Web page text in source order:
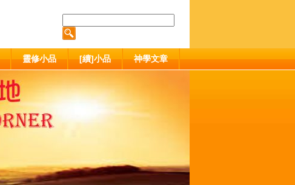
靈修小品 [續]小品 神學文章